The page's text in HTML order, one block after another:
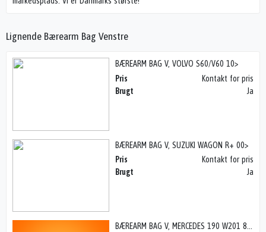
Lignende Bærearm Bag Venstre
BÆREARM BAG V, VOLVO S60/V60 10>
Pris
Kontakt for pris
Brugt
Ja
BÆREARM BAG V, SUZUKI WAGON R+ 00>
Pris
Kontakt for pris
Brugt
Ja